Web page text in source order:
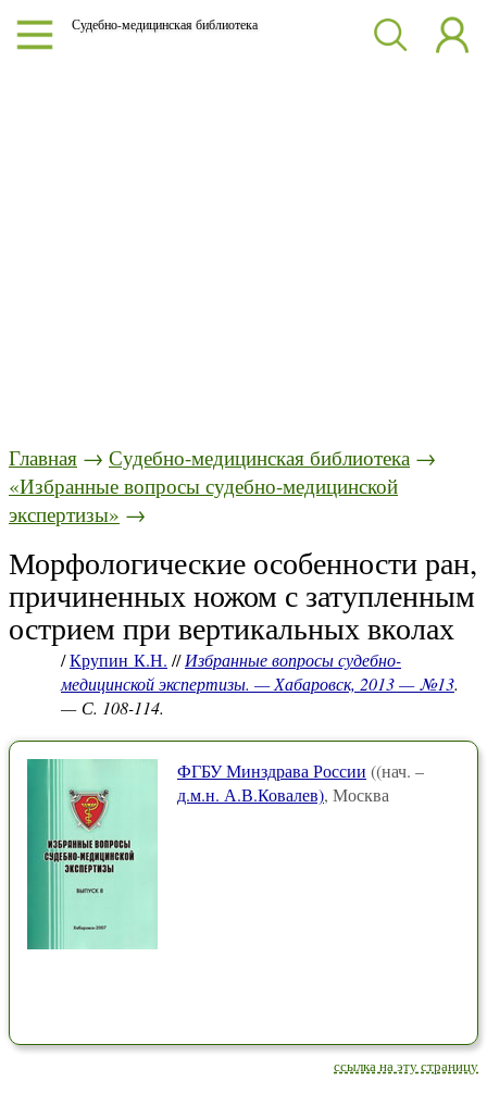
Судебно-медицинская библиотека
Главная → Судебно-медицинская библиотека →
«Избранные вопросы судебно-медицинской
экспертизы» →
Морфологические особенности ран,
причиненных ножом с затупленным
острием при вертикальных вколах
/Крупин К.Н. //Избранные вопросы судебно-
медицинской экспертизы. — Хабаровск, 2013 — №13.
— С. 108-114.
ФГБУ Минздрава России ((нач. –
д.м.н. А.В.Ковалев), Москва
ссылка на эту страницу